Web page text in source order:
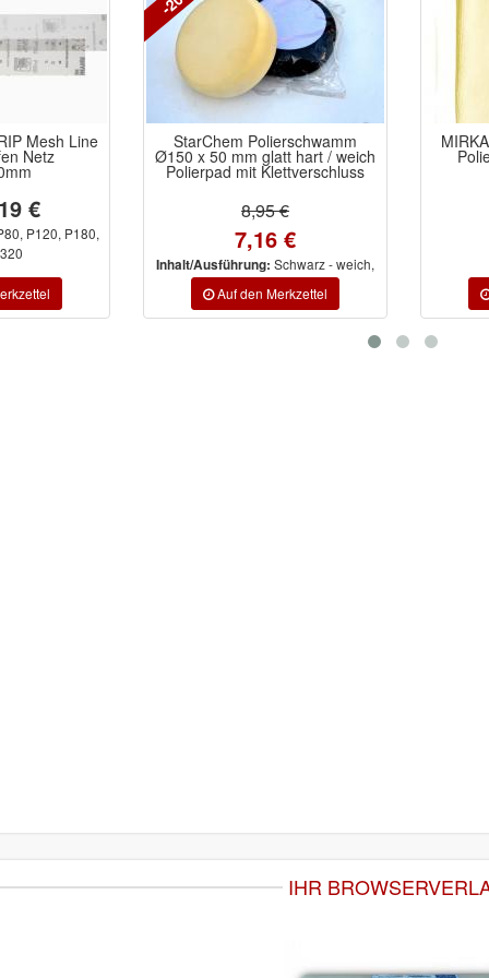
Polierschwamm
mm glatt hart / weich
mit Klettverschluss
8,95 €
7,16 €
Schwarz - weich,
Weiß - hart
MIRKA Polarshine Mikrofaser
Poliertuch 33x33cm gelb
IHR